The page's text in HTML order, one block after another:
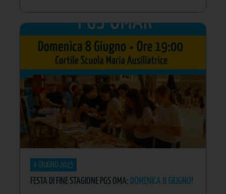
4 GIUGNO 2025
FESTA DI FINE STAGIONE PGS OMA: DOMENICA 8 GIUGNO!